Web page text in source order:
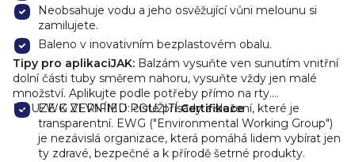
Neobsahuje vodu a jeho osvěžující vůni melounu si
zamilujete.
Baleno v inovativním bezplastovém obalu.
Tipy pro aplikaciJAK: Balzám vysuňte ven sunutím vnitřní
dolní části tuby směrem nahoru, vysuňte vždy jen malé
množství. Aplikujte podle potřeby přímo na rty.
POUZE K ZEVNÍMU POUŽITÍ.Certifikace
EWG VERIFIED: čisté přísady a složení, které je
transparentní. EWG ("Environmental Working Group")
je nezávislá organizace, která pomáhá lidem vybírat jen
ty zdravé, bezpečné a k přírodě šetrné produkty.